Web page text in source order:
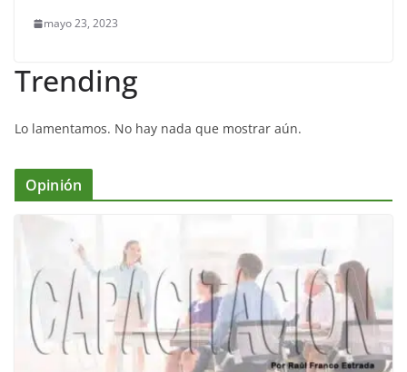
mayo 23, 2023
Trending
Lo lamentamos. No hay nada que mostrar aún.
Opinión